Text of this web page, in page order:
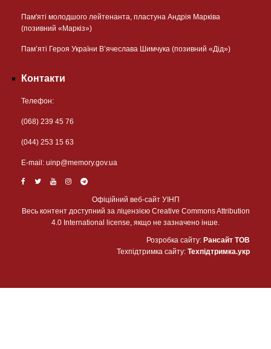
Пам'яті молодшого лейтенанта, пластуна Андрія Марківа
(позивний «Маркіз»)
Пам’яті Героя України В’ячеслава Шимчука (позивний «Дід»)
Контакти
Телефон:
(068) 239 45 76
(044) 253 15 63
Е-mail: uinp@memory.gov.ua
Офіційний веб-сайт УІНП
Весь контент доступний за ліцензією Creative Commons Attribution
4.0 International license, якщо не зазначено інше.
Розробка сайту: Рансайт ТОВ
Техпідтримка сайту: Техпідтримка.укр